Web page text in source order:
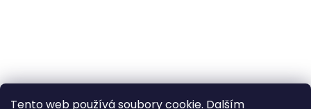
Tento web používá soubory cookie. Dalším